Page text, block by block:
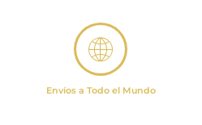
Envíos a Todo el Mundo